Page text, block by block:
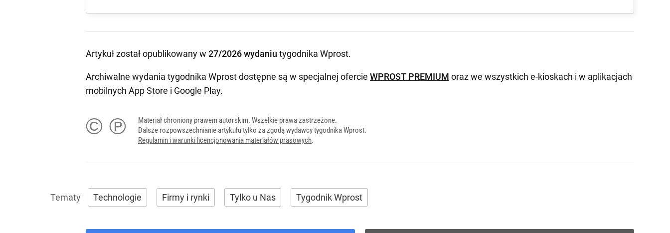
Artykuł został opublikowany w 27/2026 wydaniu tygodnika Wprost.
Archiwalne wydania tygodnika Wprost dostępne są w specjalnej ofercie WPROST PREMIUM oraz we wszystkich e-kioskach i w aplikacjach
mobilnych App Store i Google Play.
© ℗
Materiał chroniony prawem autorskim. Wszelkie prawa zastrzeżone.
Dalsze rozpowszechnianie artykułu tylko za zgodą wydawcy tygodnika Wprost.
Regulamin i warunki licencjonowania materiałów prasowych.
Technologie Firmy i rynki Tylko u Nas Tygodnik Wprost